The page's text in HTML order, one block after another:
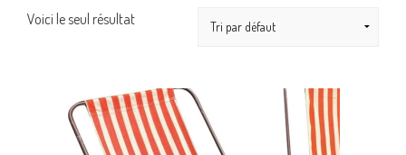
Voici le seul résultat